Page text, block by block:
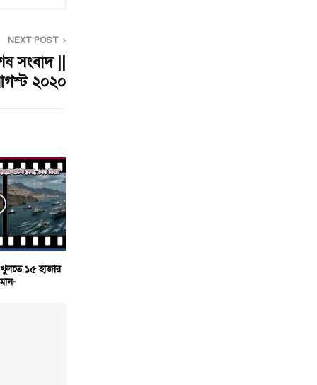
NEXT POST
সংবাদ ||
২০২০
খুলতে ১৫ হাজার